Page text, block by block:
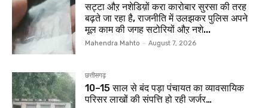
सट्टा औऱ नशेडिय़ों करा कारोबार सुरसा की तरह
बढ़ते जा रहा है, राजनीति में उलझकर पुलिस अपने
मूल काम की जगह सटोरियों औऱ नशे...
Mahendra Mahto - August 7, 2026
छत्तीसगढ़
10–15 साल से बंद पड़ा पंचायत का व्यावसायिक
परिसर लाखों की संपत्ति हो रही जर्जर…